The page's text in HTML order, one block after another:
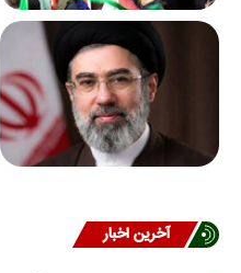
آخرین اخبار